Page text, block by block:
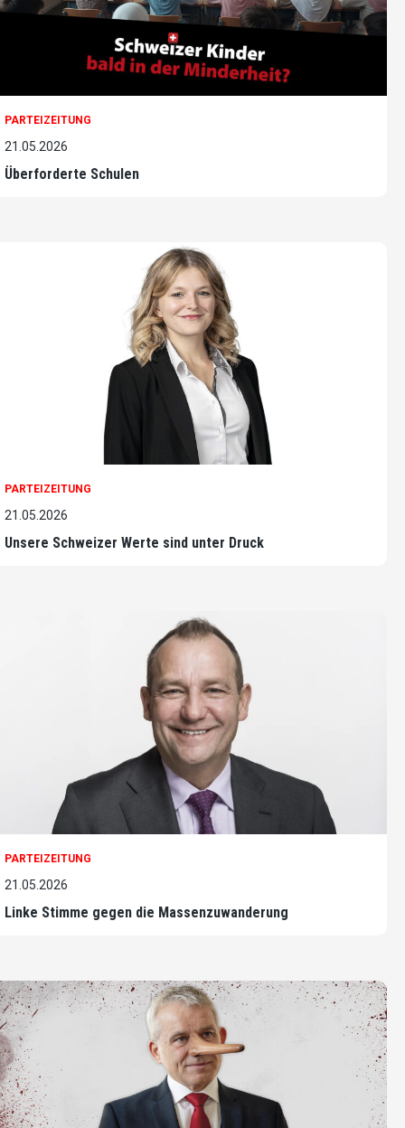
PARTEIZEITUNG
21.05.2026
Überforderte Schulen
PARTEIZEITUNG
21.05.2026
Unsere Schweizer Werte sind unter Druck
PARTEIZEITUNG
21.05.2026
Linke Stimme gegen die Massenzuwanderung